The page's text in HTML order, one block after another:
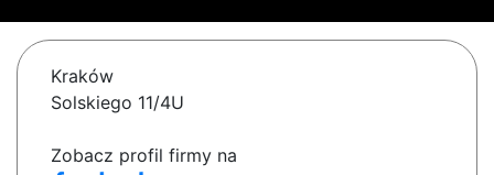
Kraków
Solskiego 11/4U
Zobacz profil firmy na